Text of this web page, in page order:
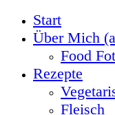
Start
Über Mich
Food
Rezepte
Fleisch